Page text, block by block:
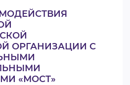
ОРГАНИЗАЦИИ С
«МОСТ»